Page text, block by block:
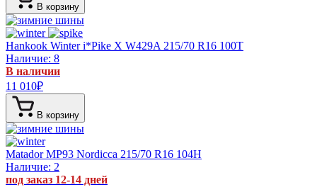
В корзину
Hankook Winter i*Pike X W429A 215/70 R16 100T
Наличие: 8
В наличии
11 010₽
В корзину
Matador MP93 Nordicca 215/70 R16 104H
Наличие: 2
под заказ 12-14 дней